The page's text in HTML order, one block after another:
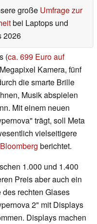
große Umfrage zur
bei Laptops und
2026
(ca. 699 Euro auf
Kamera, fünf
die smarte Brille
Musik abspielen
Mit einem neuen
trägt, soll Meta
vielseitigere
Bloomberg berichtet.
1.000 und 1.400
Preis aber auch ein
rechten Glases
2" mit Displays
Displays machen